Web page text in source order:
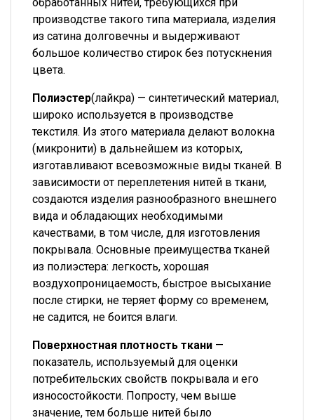
производстве такого типа материала, изделия
из сатина долговечны и выдерживают
большое количество стирок без потускнения
цвета.
Полиэстер(лайкра) — синтетический материал,
широко используется в производстве
текстиля. Из этого материала делают волокна
(микронити) в дальнейшем из которых,
изготавливают всевозможные виды тканей. В
зависимости от переплетения нитей в ткани,
создаются изделия разнообразного внешнего
вида и обладающих необходимыми
качествами, в том числе, для изготовления
покрывала. Основные преимущества тканей
из полиэстера: легкость, хорошая
воздухопроницаемость, быстрое высыхание
после стирки, не теряет форму со временем,
не садится, не боится влаги.
Поверхностная плотность ткани —
показатель, используемый для оценки
потребительских свойств покрывала и его
износостойкости. Попросту, чем выше
значение, тем больше нитей было